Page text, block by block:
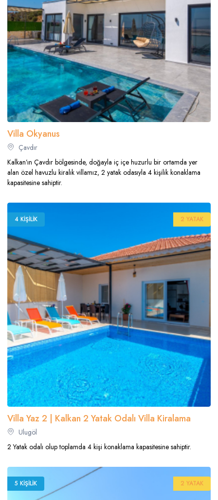
Villa Okyanus
Çavdır
Kalkan’ın Çavdır bölgesinde, doğayla iç içe huzurlu bir ortamda yer
alan özel havuzlu kiralık villamız, 2 yatak odasıyla 4 kişilik konaklama
kapasitesine sahiptir.
4 KIŞILIK 2 YATAK
Villa Yaz 2 | Kalkan 2 Yatak Odalı Villa Kiralama
Ulugöl
2 Yatak odalı olup toplamda 4 kişi konaklama kapasitesine sahiptir.
5 KIŞILIK 2 YATAK